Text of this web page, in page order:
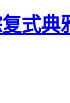
式典